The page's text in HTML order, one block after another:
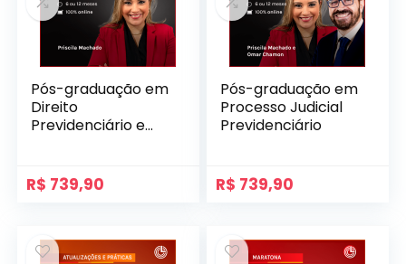
Pós-graduação em
Direito
Previdenciário e
R$ 739,90
Pós-graduação em
Processo Judicial
Previdenciário
R$ 739,90